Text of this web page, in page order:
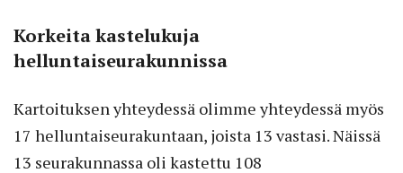
Korkeita kastelukuja
helluntaiseurakunnissa
Kartoituksen yhteydessä olimme yhteydessä myös
17 helluntaiseurakuntaan, joista 13 vastasi. Näissä
13 seurakunnassa oli kastettu 108